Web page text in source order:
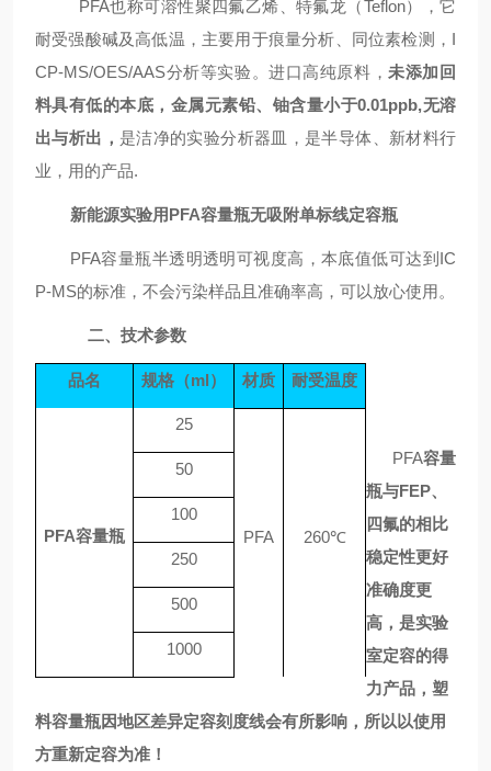
PFA也称可溶性聚四氟乙烯、特氟龙（Teflon），它
耐受强酸碱及高低温，主要用于痕量分析、同位素检测，I
CP-MS/OES/AAS分析等实验。进口高纯原料 ，未添加回
料具有低的本底， 金属元素铅、铀含量小于0.01ppb,无溶
出与析出， 是洁净的实验分析器皿， 是半导体、新材料行
业，用的产品.
新能源实验用PFA容量瓶无吸附单标线定容瓶
PFA容量瓶半透明透明可视度高，本底值低可达到 IC
P-MS的标准，不会污染样品且准确率高，可以放心使用 。
二、技术参数
品名 规格（ml） 材质 耐受温度
PFA容量瓶
25
PFA 260℃
50
100
250
500
1000
PFA容量
瓶与FEP、
四氟的相比
稳定性更好
准确度更
高 ，是实验
室定容的得
力产品，塑
料容量瓶因地区差异定容刻度线会有所影响，所以以使用
方重新定容为准！